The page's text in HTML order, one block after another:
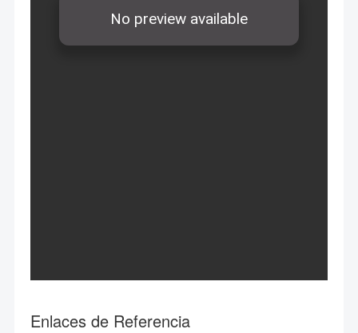
Enlaces de Referencia